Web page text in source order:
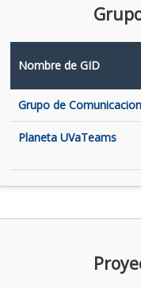
Nombre de GID
Grupo de
Planeta UVaTeams